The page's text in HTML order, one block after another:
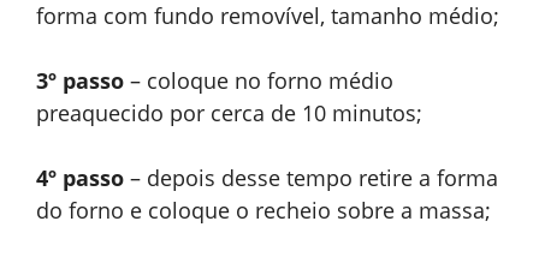
forma com fundo removível, tamanho médio;
3º passo – coloque no forno médio
preaquecido por cerca de 10 minutos;
4º passo – depois desse tempo retire a forma
do forno e coloque o recheio sobre a massa;